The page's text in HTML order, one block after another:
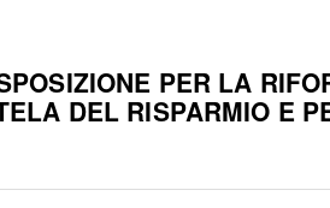
PER LA
DEL RISPARMIO E